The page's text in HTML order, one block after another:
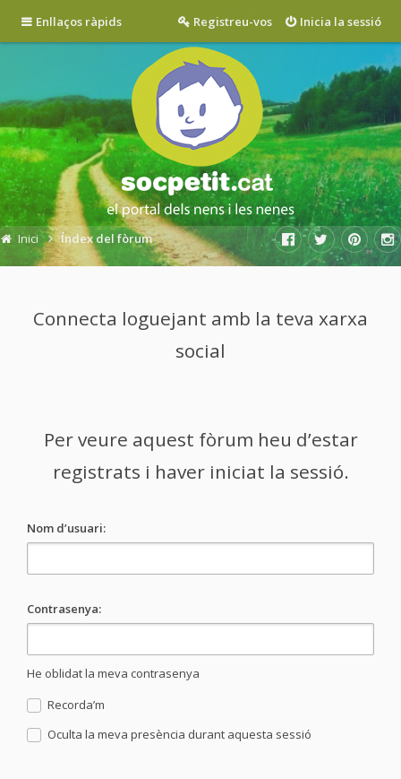
Enllaços ràpids Inicia la sessió
Registreu-vos
Inici Índex del fòrum
Connecta loguejant amb la teva xarxa
social
Per veure aquest fòrum heu d’estar
registrats i haver iniciat la sessió.
Nom d’usuari:
Contrasenya:
He oblidat la meva contrasenya
Recorda’m
Oculta la meva presència durant aquesta sessió